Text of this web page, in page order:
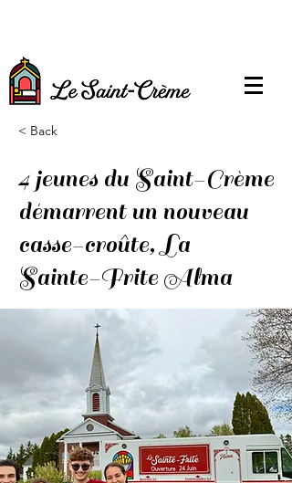
< Back
4 jeunes du Saint-Crème
démarrent un nouveau
casse-croûte, La
Sainte-Frite Alma